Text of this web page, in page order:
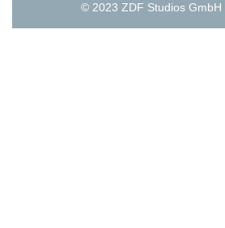
© 2023 ZDF Studios GmbH